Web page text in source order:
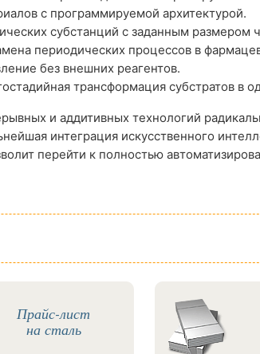
с программируемой архитектурой.
субстанций с заданным размером
периодических процессов в
без внешних реагентов.
трансформация субстратов в
и аддитивных технологий
интеграция искусственного
перейти к полностью
Прайс-лист
на сталь